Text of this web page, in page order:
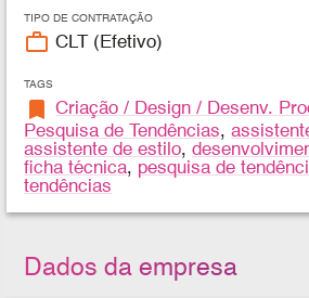
TIPO DE CONTRATAÇÃO
work_outline CLT (Efetivo)
TAGS
bookmark Criação / Design / Desenv.
Pesquisa de Tendências,
assistente de estilo,
ficha técnica, pesquisa de
tendências
Dados da empresa